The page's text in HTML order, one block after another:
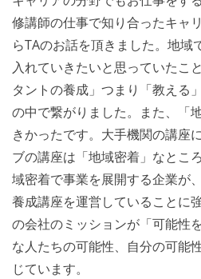
修講師の仕事で知り合ったキャ
らTAのお話を頂きました。地域
入れていきたいと思っていたこ
タントの養成」つまり「教える
の中で繋がりました。また、「
きかったです。大手機関の講座
ブの講座は「地域密着」なとこ
域密着で事業を展開する企業が
養成講座を運営していることに
の会社のミッションが「可能性
な人たちの可能性、自分の可能
じています。